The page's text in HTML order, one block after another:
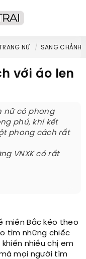
NỮ SANG CHẢNH
với áo len
nữ có phong
phú, khi kết
phong cách rất
VNXK có rất
miền Bắc kéo theo
tìm những chiếc
nhiều chị em
mọi người tìm